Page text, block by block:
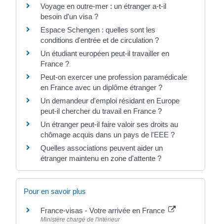
Voyage en outre-mer : un étranger a-t-il
besoin d'un visa ?
Espace Schengen : quelles sont les
conditions d'entrée et de circulation ?
Un étudiant européen peut-il travailler en
France ?
Peut-on exercer une profession paramédicale
en France avec un diplôme étranger ?
Un demandeur d'emploi résidant en Europe
peut-il chercher du travail en France ?
Un étranger peut-il faire valoir ses droits au
chômage acquis dans un pays de l'EEE ?
Quelles associations peuvent aider un
étranger maintenu en zone d'attente ?
Pour en savoir plus
France-visas - Votre arrivée en France
Ministère chargé de l'intérieur